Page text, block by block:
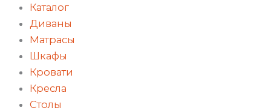
Каталог
Диваны
Матрасы
Шкафы
Кровати
Кресла
Столы